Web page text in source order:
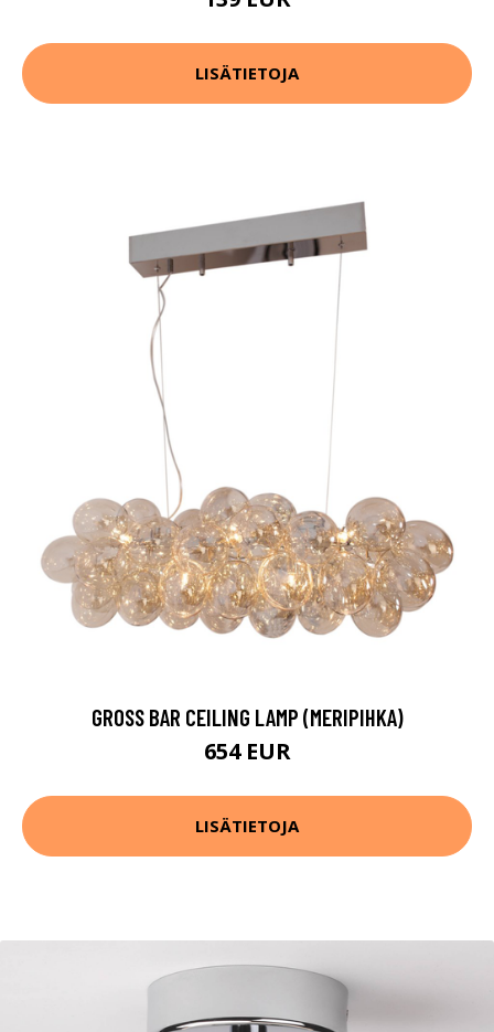
LISÄTIETOJA
GROSS BAR CEILING LAMP (MERIPIHKA)
654 EUR
LISÄTIETOJA